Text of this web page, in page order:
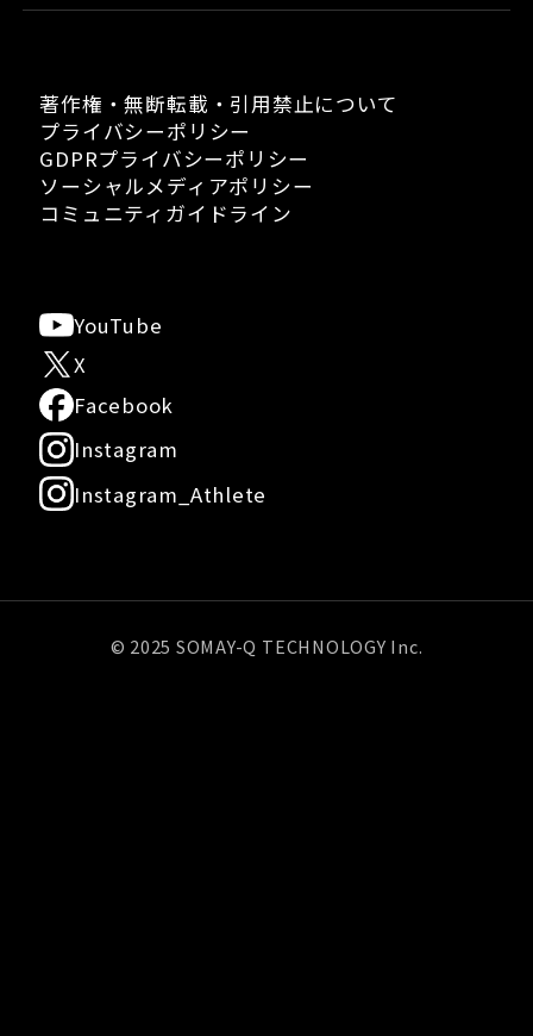
著作権・無断転載・引用禁止について
プライバシーポリシー
GDPRプライバシーポリシー
ソーシャルメディアポリシー
コミュニティガイドライン
YouTube
X
Facebook
Instagram
Instagram_Athlete
© 2025 SOMAY-Q TECHNOLOGY Inc.